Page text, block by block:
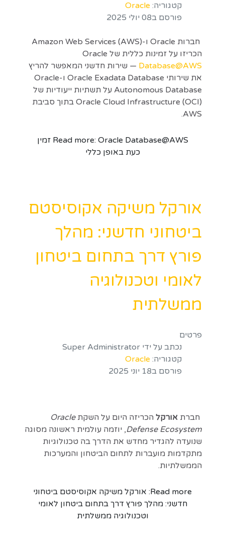
קטגוריה: Oracle
פורסם ב08 יולי 2025
חברות Oracle ו-Amazon Web Services (AWS)
הכריזו על זמינות כללית של Oracle
Database@AWS — שירות חדשני המאפשר להריץ
את שירותי Oracle Exadata Database ו-Oracle
Autonomous Database על תשתיות ייעודיות של
Oracle Cloud Infrastructure (OCI) בתוך סביבת
AWS.
Read more: Oracle Database@AWS זמין
כעת באופן כללי
אורקל משיקה אקוסיסטם
ביטחוני חדשני: מהלך
פורץ דרך בתחום ביטחון
לאומי וטכנולוגיה
ממשלתית
פרטים
נכתב על ידי Super Administrator
קטגוריה: Oracle
פורסם ב18 יוני 2025
חברת אורקל הכריזה היום על השקתOracle
Defense Ecosystem, יוזמה עולמית ראשונה מסוגה
שנועדה להגדיר מחדש את הדרך בה טכנולוגיות
מתקדמות מועברות לתחום הביטחון והמערכות
הממשלתיות.
Read more: אורקל משיקה אקוסיסטם ביטחוני
חדשני: מהלך פורץ דרך בתחום ביטחון לאומי
וטכנולוגיה ממשלתית